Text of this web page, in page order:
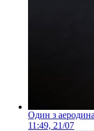
Один з
11:49, 21/07